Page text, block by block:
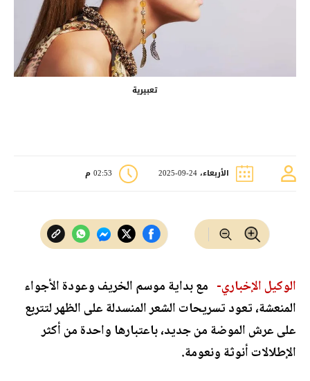
تعبيرية
الأربعاء، 24-09-2025 02:53 م
الوكيل الإخباري- مع بداية موسم الخريف وعودة الأجواء
المنعشة، تعود تسريحات الشعر المنسدلة على الظهر لتتربع
على عرش الموضة من جديد، باعتبارها واحدة من أكثر
الإطلالات أنوثة ونعومة.